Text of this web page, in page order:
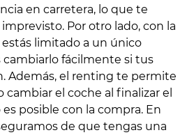
en carretera, lo que te
Por otro lado, con la
limitado a un único
fácilmente si tus
Además, el renting te permite
cambiar el coche al finalizar el
posible con la compra. En
de que tengas una